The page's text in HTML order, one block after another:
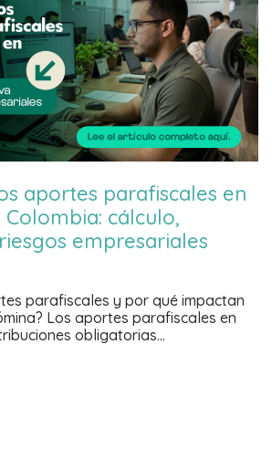
aportes parafiscales en
cálculo,
empresariales
parafiscales y por qué impactan
Los aportes parafiscales en
obligatorias…